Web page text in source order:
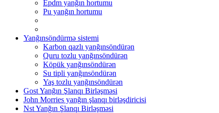
Epdm yanğın hortumu
Pu yanğın hortumu
Yanğınsöndürmə sistemi
Karbon qazlı yanğınsöndürən
Quru tozlu yanğınsöndürən
Köpük yanğınsöndürən
Su tipli yanğınsöndürən
Yaş tozlu yanğınsöndürən
Gost Yanğın Şlanqı Birləşməsi
John Morries yanğın şlanqı birləşdiricisi
Nst Yanğın Şlanqı Birləşməsi